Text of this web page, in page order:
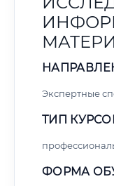
Экспертные
ТИП
ФОРМА